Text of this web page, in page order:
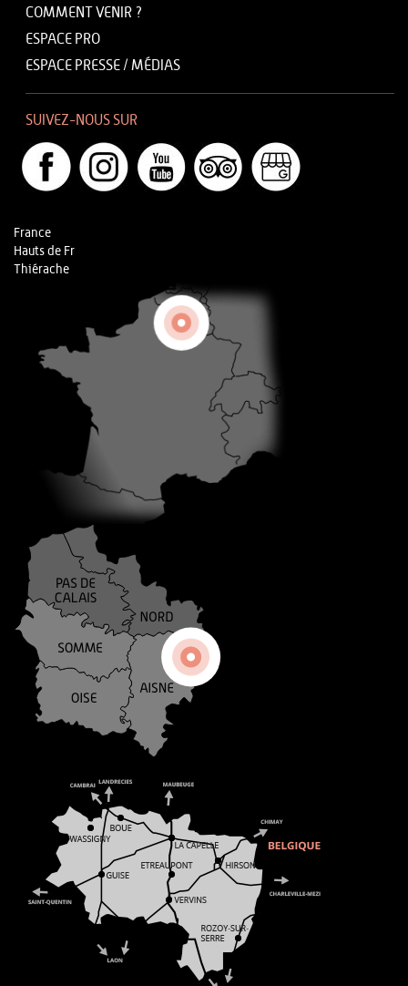
COMMENT VENIR ?
ESPACE PRO
ESPACE PRESSE / MÉDIAS
SUIVEZ-NOUS SUR
France
Hauts de Fr
Thiérache